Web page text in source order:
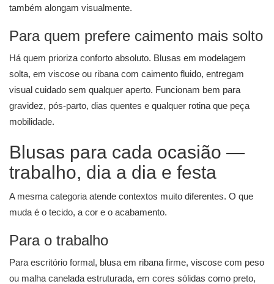
também alongam visualmente.
Para quem prefere caimento mais solto
Há quem prioriza conforto absoluto. Blusas em modelagem
solta, em viscose ou ribana com caimento fluido, entregam
visual cuidado sem qualquer aperto. Funcionam bem para
gravidez, pós-parto, dias quentes e qualquer rotina que peça
mobilidade.
Blusas para cada ocasião —
trabalho, dia a dia e festa
A mesma categoria atende contextos muito diferentes. O que
muda é o tecido, a cor e o acabamento.
Para o trabalho
Para escritório formal, blusa em ribana firme, viscose com peso
ou malha canelada estruturada, em cores sólidas como preto,